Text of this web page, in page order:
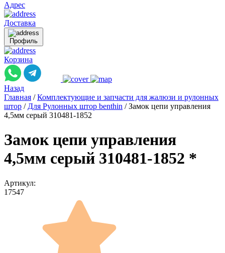
Адрес
Доставка
Профиль
Корзина
Назад
Главная / Комплектующие и запчасти для жалюзи и рулонных
штор / Для Рулонных штор benthin / Замок цепи управления
4,5мм серый 310481-1852
Замок цепи управления
4,5мм серый 310481-1852 *
Артикул:
17547